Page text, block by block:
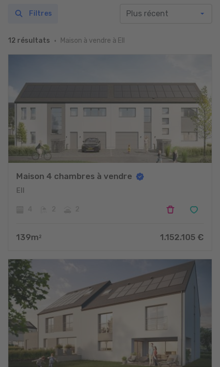
12 résultats Maison à vendre à Ell
Filtres
Maison 4 chambres à vendre
Ell
139m 2 1.152.105 €